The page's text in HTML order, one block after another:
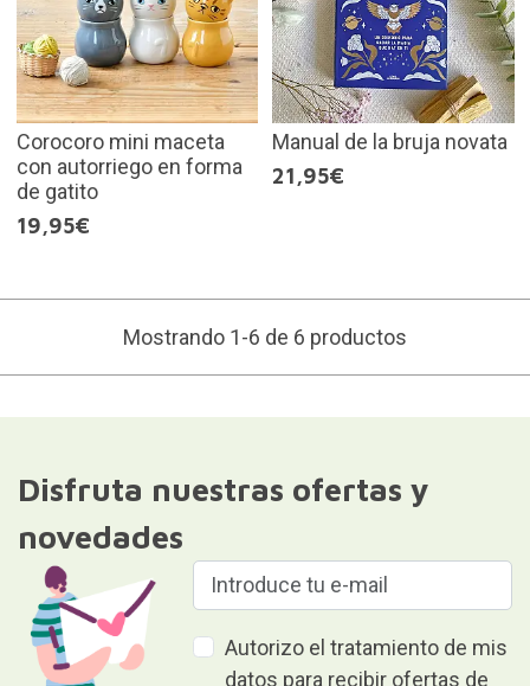
Corocoro mini maceta
con autorriego en forma
de gatito
19,95€
Manual de la bruja novata
21,95€
Mostrando 1-6 de 6 productos
Disfruta nuestras ofertas y
novedades
Autorizo el tratamiento de mis
datos para recibir ofertas de